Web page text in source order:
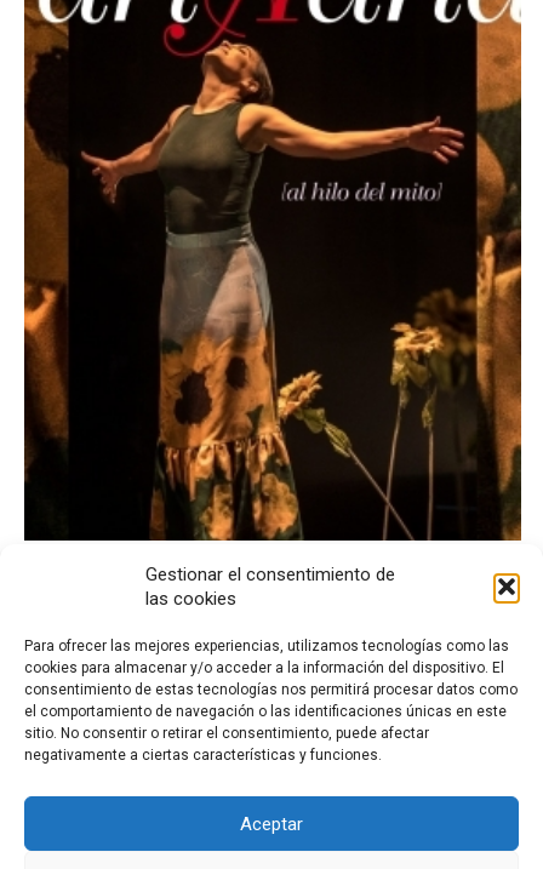
Gestionar el consentimiento de
las cookies
Para ofrecer las mejores experiencias, utilizamos tecnologías como las
cookies para almacenar y/o acceder a la información del dispositivo. El
consentimiento de estas tecnologías nos permitirá procesar datos como
el comportamiento de navegación o las identificaciones únicas en este
sitio. No consentir o retirar el consentimiento, puede afectar
negativamente a ciertas características y funciones.
Aceptar
2 3 4